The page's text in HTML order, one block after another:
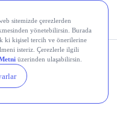
Yasal
Duyurular
Çerez